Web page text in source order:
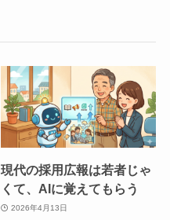
現代の採用広報は若者じゃ
くて、AIに覚えてもらう
2026年4月13日